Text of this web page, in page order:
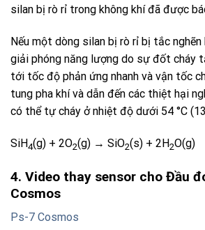
silan bị rò rỉ trong không khí đã được
Nếu một dòng silan bị rò rỉ bị tắc nghẽn
giải phóng năng lượng do sự đốt cháy
tới tốc độ phản ứng nhanh và vận tốc
tung pha khí và dẫn đến các thiệt hại
có thể tự cháy ở nhiệt độ dưới 54 °C
SiH4(g) + 2O2(g) → SiO2(s) + 2H2O(g)
4. Video thay sensor cho Đầu
Cosmos
Ps-7 Cosmos